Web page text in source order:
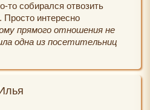
то собирался отвозить
Просто интересно
прямого отношения не
одна из посетительниц